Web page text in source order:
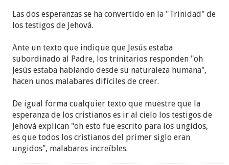
En este capítulo 6 es cuando Jesús habla de
muchos se alejaron de él por considerar este
discurso ofensivo, es cuando le pregunta a Pedro si
no se irán ellos también y la conocida respuesta de:
"Señor, ¿a quién nos iremos? Tú tienes dichos de
El versículo en el cual me quiero concentrar es Juan
6:54:
Las dos esperanzas se ha convertido en la "Trinidad" de
los testigos de Jehová.
Ante un texto que indique que Jesús estaba
subordinado al Padre, los trinitarios responden "oh
Jesús estaba hablando desde su naturaleza humana",
hacen unos malabares difíciles de creer.
De igual forma cualquier texto que muestre que la
esperanza de los cristianos es ir al cielo los testigos de
Jehová explican "oh esto fue escrito para los ungidos,
es que todos los cristianos del primer siglo eran
ungidos", malabares increíbles.